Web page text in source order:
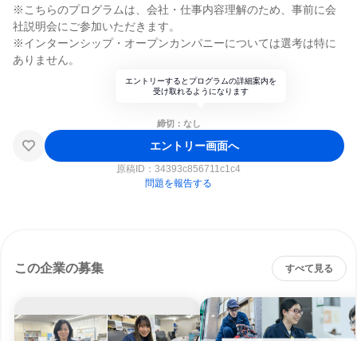
※こちらのプログラムは、会社・仕事内容理解のため、事前に会
社説明会にご参加いただきます。
※インターンシップ・オープンカンパニーについては選考は特に
ありません。
エントリーするとプログラムの詳細案内を
受け取れるようになります
締切：なし
エントリー画面へ
原稿ID： 34393c856711c1c4
問題を報告する
この企業の募集 すべて見る